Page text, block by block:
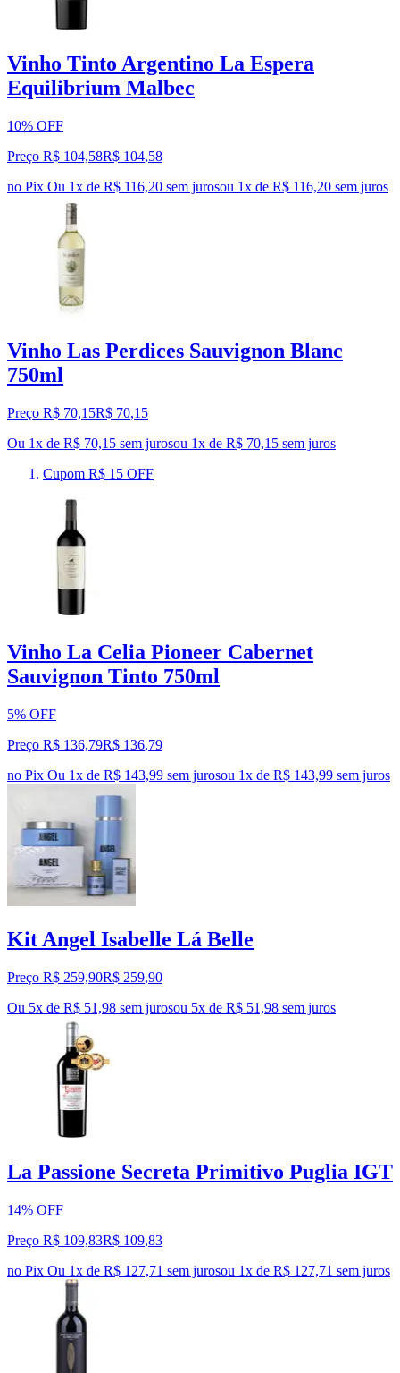
Vinho Tinto Argentino La Espera
Equilibrium Malbec
10% OFF
Preço R$ 104,58R$ 104,58
no Pix Ou 1x de R$ 116,20 sem jurosou 1x de R$ 116,20 sem juros
Vinho Las Perdices Sauvignon Blanc
750ml
Preço R$ 70,15R$ 70,15
Ou 1x de R$ 70,15 sem jurosou 1x de R$ 70,15 sem juros
Cupom R$ 15 OFF
Vinho La Celia Pioneer Cabernet
Sauvignon Tinto 750ml
5% OFF
Preço R$ 136,79R$ 136,79
no Pix Ou 1x de R$ 143,99 sem jurosou 1x de R$ 143,99 sem juros
Kit Angel Isabelle Lá Belle
Preço R$ 259,90R$ 259,90
Ou 5x de R$ 51,98 sem jurosou 5x de R$ 51,98 sem juros
La Passione Secreta Primitivo Puglia IGT
14% OFF
Preço R$ 109,83R$ 109,83
no Pix Ou 1x de R$ 127,71 sem jurosou 1x de R$ 127,71 sem juros